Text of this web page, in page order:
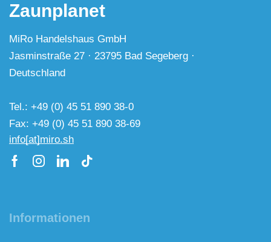
Zaunplanet
MiRo Handelshaus GmbH
Jasminstraße 27 · 23795 Bad Segeberg ·
Deutschland
Tel.: +49 (0) 45 51 890 38-0
Fax: +49 (0) 45 51 890 38-69
info[at]miro.sh
Informationen